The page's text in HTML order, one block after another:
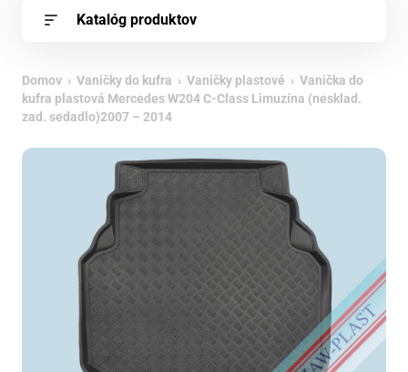
Katalóg produktov
Domov › Vaničky do kufra › Vaničky plastové › Vanička do
kufra plastová Mercedes W204 C-Class Limuzína (nesklad.
zad. sedadlo)2007 – 2014